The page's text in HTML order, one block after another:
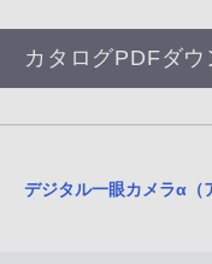
カタログPDFダウ
デジタル一眼カメラα（